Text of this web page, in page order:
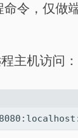
令，仅做
主机访问：